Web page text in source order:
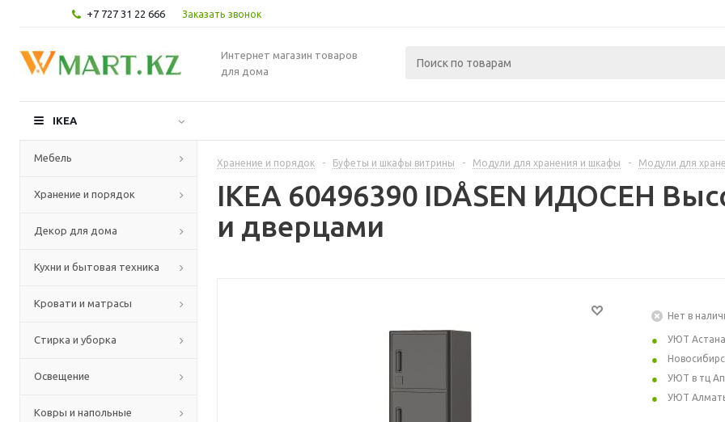
+7 727 31 22 666 Заказать звонок
Интернет магазин товаров
для дома
IKEA
Мебель
Хранение и порядок
Декор для дома
Кухни и бытовая техника
Кровати и матрасы
Стирка и уборка
Освещение
Ковры и напольные
Хранение и порядок - Буфеты и шкафы витрины - Модули для хранения и шкафы - Модули для
IKEA 60496390 IDÅSEN ИДОСЕН
и дверцами
Нет в
УЮТ Астана
УЮТ в тц
УЮТ